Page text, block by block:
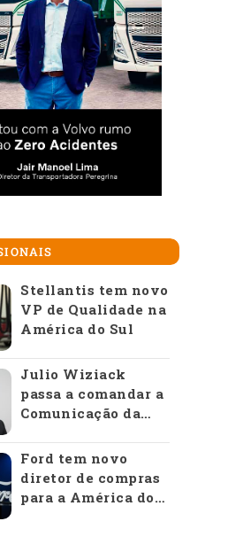
Stellantis tem novo
VP de Qualidade na
América do Sul
Julio Wiziack
passa a comandar a
Comunicação da
Ford tem novo
diretor de compras
para a América do